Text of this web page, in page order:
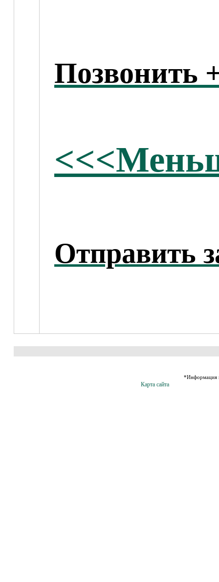
Позвонить
Отправить
Карта сайта
*Информация